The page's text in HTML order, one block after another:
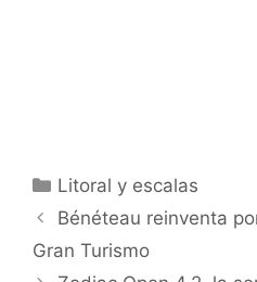
Categorías
Litoral y escalas
Bénéteau reinventa
Gran Turismo